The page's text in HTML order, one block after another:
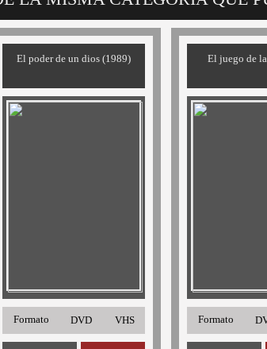
El poder de un dios (1989)
Formato DVD VHS
El juego de
Formato